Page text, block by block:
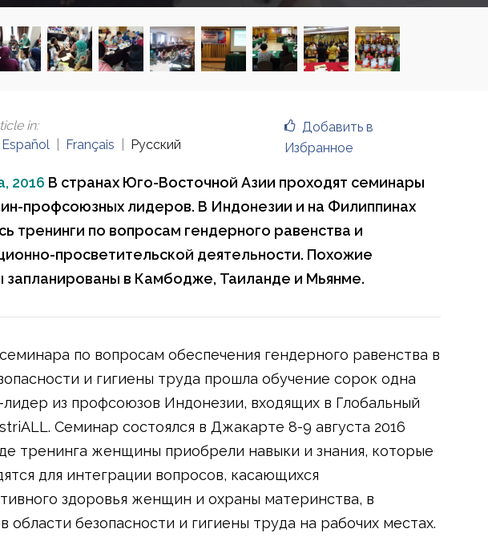
Добавить в
Избранное
in:
Español Français Русский
2016 В странах Юго-Восточной Азии проходят семинары
профсоюзных лидеров. В Индонезии и на Филиппинах
тренинги по вопросам гендерного равенства и
просветительской деятельности. Похожие
запланированы в Камбодже, Таиланде и Мьянме.
по вопросам обеспечения гендерного равенства в
и гигиены труда прошла обучение сорок одна
из профсоюзов Индонезии, входящих в Глобальный
Семинар состоялся в Джакарте 8-9 августа 2016
тренинга женщины приобрели навыки и знания, которые
для интеграции вопросов, касающихся
здоровья женщин и охраны материнства, в
области безопасности и гигиены труда на рабочих местах.